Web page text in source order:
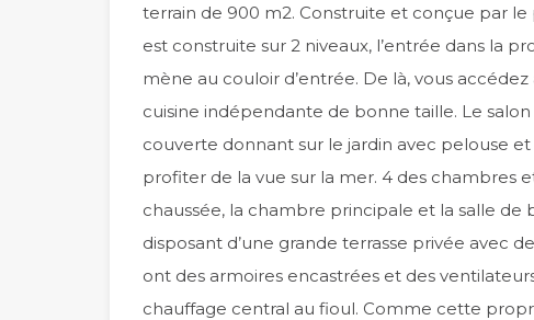
terrain de 900 m2. Construite et conçue par
est construite sur 2 niveaux, l’entrée dans la
mène au couloir d’entrée. De là, vous
cuisine indépendante de bonne taille. Le
couverte donnant sur le jardin avec pelouse
profiter de la vue sur la mer. 4 des chambres
chaussée, la chambre principale et la salle de
disposant d’une grande terrasse privée avec de
ont des armoires encastrées et des
chauffage central au fioul. Comme cette